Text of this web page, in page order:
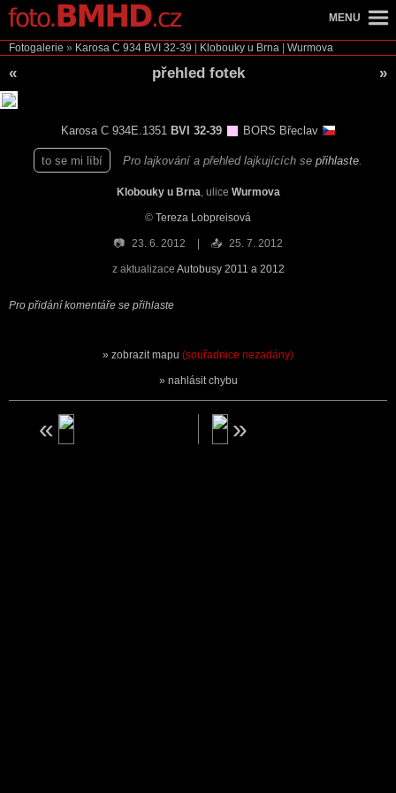
Fotogalerie » Karosa C 934 BVI 32-39 Klobouky u Brna Wurmova
« přehled fotek »
Karosa C 934E.1351 BVI 32-39 BORS Břeclav
to se mi líbí Pro lajkování a přehled lajkujících se přihlaste
Klobouky u Brna, ulice Wurmova
© Tereza Lobpreisová
📷 23. 6. 2012 📤 25. 7. 2012
z aktualizace Autobusy 2011 a 2012
Pro přidání komentáře se přihlaste
zobrazit mapu (souřadnice nezadány)
nahlásit chybu
MENU